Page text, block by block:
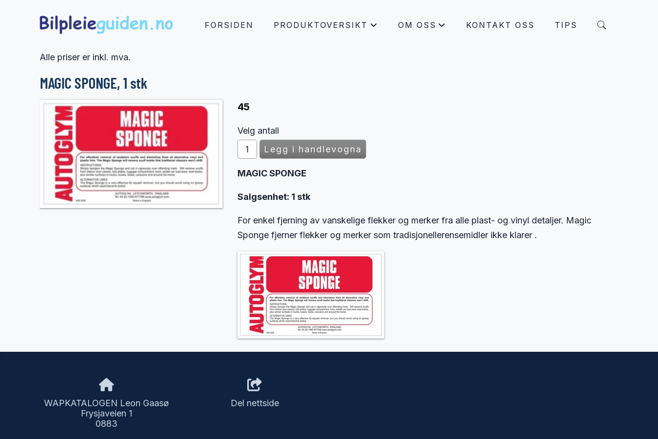
FORSIDEN PRODUKTOVERSIKT OM OSS KONTAKT OSS TIPS
Alle priser er inkl. mva.
MAGIC SPONGE, 1 stk
45
Velg antall
MAGIC SPONGE
Salgsenhet: 1 stk
For enkel fjerning av vanskelige flekker og merker fra alle plast- og vinyl detaljer. Magic
Sponge fjerner flekker og merker som tradisjonellerensemidler ikke klarer .
WAPKATALOGEN Leon Gaasø
Frysjaveien 1
0883
Del nettside